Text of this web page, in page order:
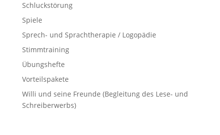
Schluckstörung
Spiele
Sprech- und Sprachtherapie / Logopädie
Stimmtraining
Übungshefte
Vorteilspakete
Willi und seine Freunde (Begleitung des Lese- und
Schreiberwerbs)